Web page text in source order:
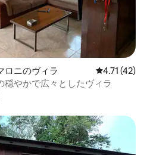
ロニのヴィラ レビュー42
4.71 (42)
穏やかで広々としたヴィラ